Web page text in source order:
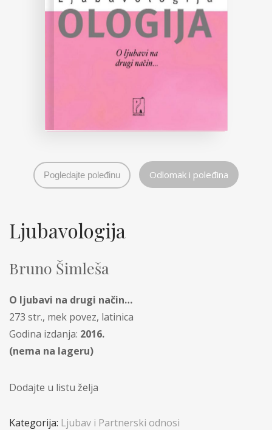
Pogledajte poleđinu Odlomak i poleđina
Ljubavologija
Bruno Šimleša
O ljubavi na drugi način…
273 str., mek povez, latinica
Godina izdanja: 2016.
(nema na lageru)
Dodajte u listu želja
Kategorija: Ljubav i Partnerski odnosi